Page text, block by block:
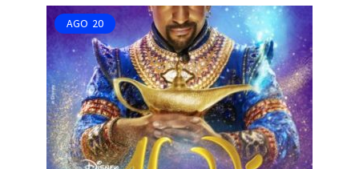
AGO 20